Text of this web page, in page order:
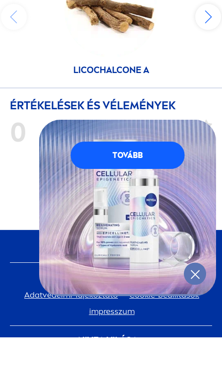
LICOCHALCONE A
ÉRTÉKELÉSEK ÉS VÉLEMÉNYEK
0
még nem értékelt (0
Értékelés)
ÉRTÉKELÉS ÍRÁSA
FONTOS INFORMÁCIÓ
Adatvédelmi Tájékoztató
Cookie-beállítások
impresszum
NIVEAVILÁGA
KÖVESS MINKET
TOVÁBB